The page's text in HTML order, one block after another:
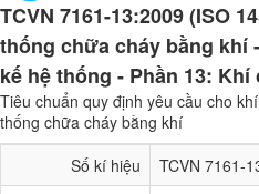
TCVN 7161-13:2009 (ISO
thống chữa cháy bằng khí
kế hệ thống - Phần 13: Khí
Tiêu chuẩn quy định yêu cầu cho
thống chữa cháy bằng khí
Số kí hiệu
TCVN 7161-